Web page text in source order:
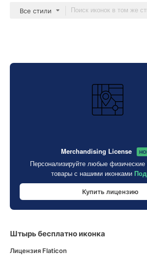
Все стили
Merchandising License
Персонализируйте любые
товары с нашими иконками
Купить лицензию
Штырь бесплатно иконка
Лицензия Flaticon